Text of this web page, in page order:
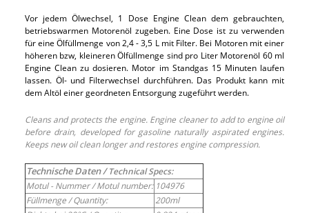
Vor jedem Ölwechsel, 1 Dose Engine Clean dem gebrauchten,
betriebswarmen Motorenöl zugeben. Eine Dose ist zu verwenden
für eine Ölfüllmenge von 2,4 - 3,5 L mit Filter. Bei Motoren mit einer
höheren bzw, kleineren Ölfüllmenge sind pro Liter Motorenöl 60 ml
Engine Clean zu dosieren. Motor im Standgas 15 Minuten laufen
lassen. Öl- und Filterwechsel durchführen. Das Produkt kann mit
dem Altöl einer geordneten Entsorgung zugeführt werden.
Cleans and protects the engine. Engine cleaner to add to engine oil
before drain, developed for gasoline naturally aspirated engines.
Keeps new oil clean longer and restores engine compression.
Technische Daten /Technical Specs:
Motul - Nummer /Motul number: 104976
Füllmenge /Quantity:
200ml